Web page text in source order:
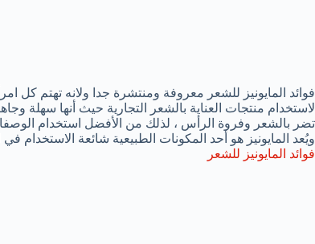
فوائد المايونيز للشعر معروفة ومنتشرة جدا ولانه تهتم
لاستخدام منتجات العناية بالشعر التجارية حيث أنها سهلة
تضر بالشعر وفروة الرأس ، لذلك من الأفضل استخدام
ويُعد المايونيز هو أحد المكونات الطبيعية شائعة الاستخدام
فوائد المايونيز للشعر